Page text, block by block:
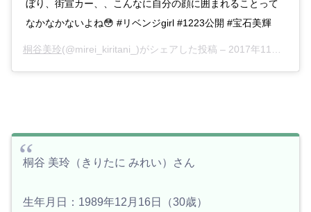
ぼり、街宣カー、、こんなに自分の顔に囲まれることって
なかなかないよね😳 #リベンジgirl #1223公開 #宝石美輝
桐谷美玲(@mirei_kiritani_)がシェアした投稿 – 2017年11月月17日午後9時44分PST
桐谷 美玲（きりたに みれい）さん
生年月日：1989年12月16日（30歳）